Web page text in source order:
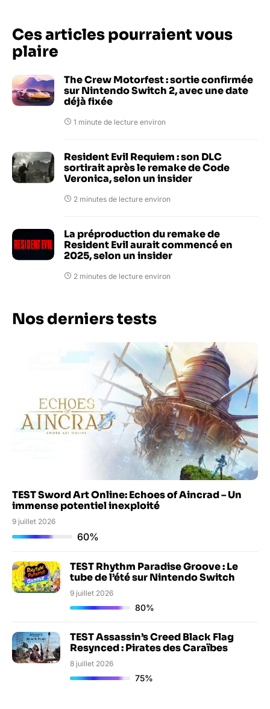
Ces articles pourraient vous
plaire
The Crew Motorfest : sortie confirmée
sur Nintendo Switch 2, avec une date
déjà fixée
1 minute de lecture environ
Resident Evil Requiem : son DLC
sortirait après le remake de Code
Veronica, selon un insider
2 minutes de lecture environ
La préproduction du remake de
Resident Evil aurait commencé en
2025, selon un insider
2 minutes de lecture environ
Nos derniers tests
TEST Sword Art Online: Echoes of Aincrad – Un
immense potentiel inexploité
9 juillet 2026
60%
TEST Rhythm Paradise Groove : Le
tube de l’été sur Nintendo Switch
9 juillet 2026
80%
TEST Assassin’s Creed Black Flag
Resynced : Pirates des Caraïbes
8 juillet 2026
75%